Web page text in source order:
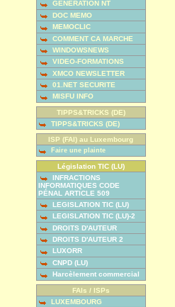
GENERATION NT
DOC MEMO
MEMOCLIC
COMMENT CA MARCHE
WINDOWSNEWS
VIDEO-FORMATIONS
XMCO NEWSLETTER
01.NET SECURITE
MISFU INFO
TIPPS&TRICKS (DE)
TIPPS&TRICKS (DE)
ISP (FAI) au Luxembourg
Faire une plainte
Législation TIC (LU)
INFRACTIONS
INFORMATIQUES CODE
PÉNAL ARTICLE 509
LEGISLATION TIC (LU)
LEGISLATION TIC (LU)-2
DROITS D'AUTEUR
DROITS D'AUTEUR 2
LUXORR
CNPD (LU)
Harcèlement commercial
FAIs / ISPs
LUXEMBOURG